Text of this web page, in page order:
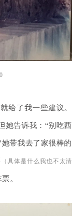
给了我一些建议。
她告诉我：“别吃西
带我去了家很棒的
（具体是什么我也不太清
。